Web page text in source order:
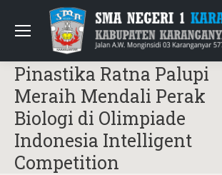
Pinastika Ratna Palupi
Meraih Mendali Perak
Biologi di Olimpiade
Indonesia Intelligent
Competition